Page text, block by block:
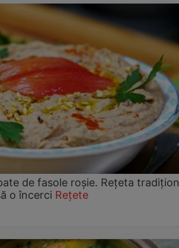
de fasole roșie. Rețeta
o încerci Rețete